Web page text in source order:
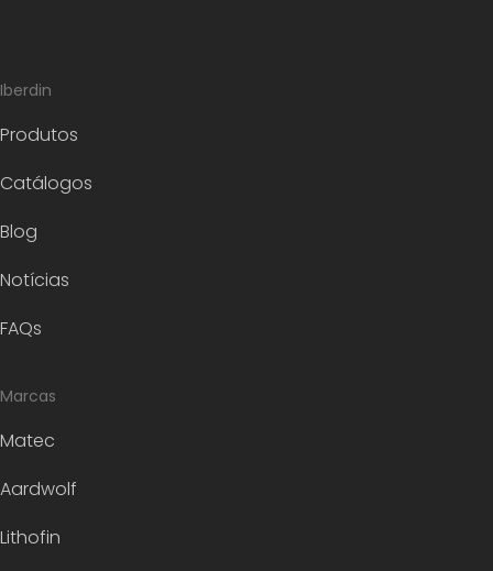
Iberdin
Produtos
Catálogos
Blog
Notícias
FAQs
Marcas
Matec
Aardwolf
Lithofin